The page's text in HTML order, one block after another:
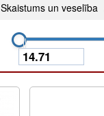
Skaistums un veselība